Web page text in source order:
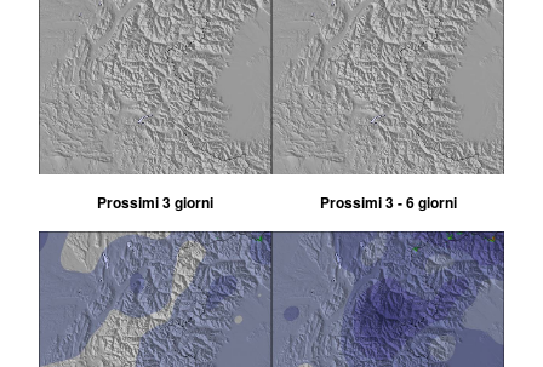
Prossimi 3 giorni Prossimi 3 - 6 giorni